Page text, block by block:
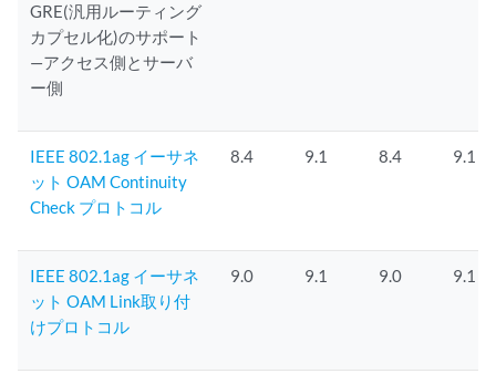
GRE(汎用ルーティング
カプセル化)のサポート
—アクセス側とサーバ
ー側
IEEE 802.1ag イーサネ
ット OAM Continuity
Check プロトコル
8.4 9.1 8.4 9.1
IEEE 802.1ag イーサネ
ット OAM Link取り付
けプロトコル
9.0 9.1 9.0 9.1